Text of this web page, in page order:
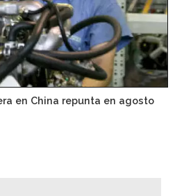
en China repunta en agosto